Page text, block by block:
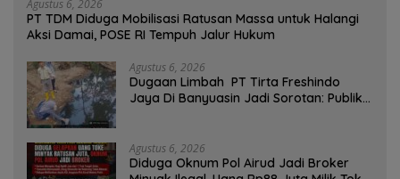
Agustus 6, 2026
PT TDM Diduga Mobilisasi Ratusan Massa untuk Halangi
Aksi Damai, POSE RI Tempuh Jalur Hukum
Agustus 6, 2026
Dugaan Limbah PT Tirta Freshindo
Jaya Di Banyuasin Jadi Sorotan: Publik
Agustus 6, 2026
Diduga Oknum Pol Airud Jadi Broker